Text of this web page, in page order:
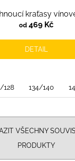
kraťasy
od469 Kč
DETAIL
128 134/140
VŠECHNY
PRODUKTY